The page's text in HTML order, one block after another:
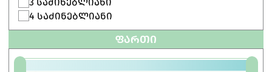
4 ᲡᲐᲫᲘᲜᲔᲑᲚᲘᲐᲜᲘ
ᲤᲐᲠᲗᲘ